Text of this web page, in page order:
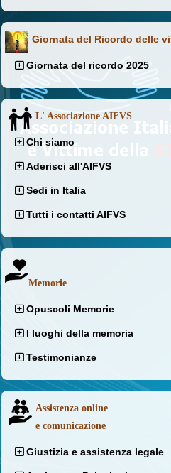
Giornata del Ricordo delle
Giornata del ricordo 2025
L' Associazione AIFVS
Chi siamo
Aderisci all'AIFVS
Sedi in Italia
Tutti i contatti AIFVS
Memorie
Opuscoli Memorie
I luoghi della memoria
Testimonianze
Assistenza online
e comunicazione
Giustizia e assistenza legale